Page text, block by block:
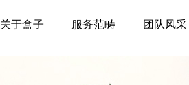
关于盒子 服务范畴 团队风采